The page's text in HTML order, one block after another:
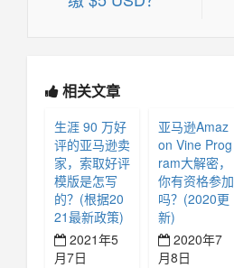
相关文章
生涯 90 万好
评的亚马逊卖
家，索取好评
模版是怎写
的？(根据20
21最新政策)
2021年5
月7日
亚马逊Amaz
on Vine Prog
ram大解密，
你有资格参加
吗？(2020更
新)
2020年7
月8日